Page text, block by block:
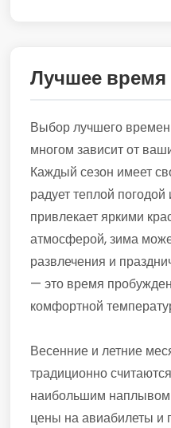
Лучшее время
Выбор лучшего
многом зависит от
Каждый сезон имеет
радует теплой
привлекает яркими
атмосферой, зима
развлечения и
— это время
комфортной
Весенние и летние
традиционно
наибольшим наплывом
цены на авиабилеты и